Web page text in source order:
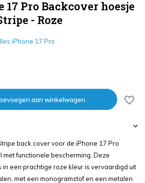
17 Pro Backcover hoesje
- Roze
iPhone 17 Pro
aan winkelwagen
back cover voor de iPhone 17 Pro
met functionele bescherming. Deze
een prachtige roze kleur is vervaardigd uit
met een monogramstof en een metalen